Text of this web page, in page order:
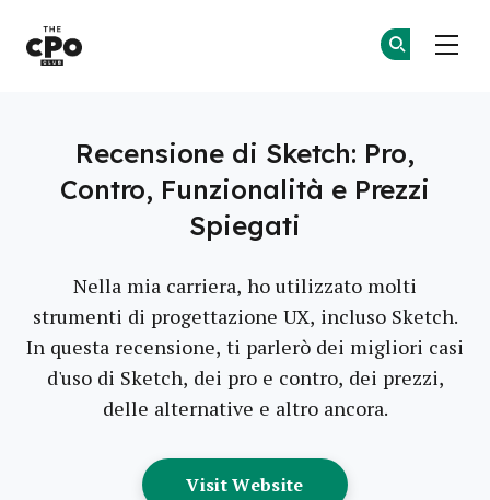
Recensione di Sketch: Pro,
Contro, Funzionalità e Prezzi
Spiegati
Nella mia carriera, ho utilizzato molti
strumenti di progettazione UX, incluso Sketch.
In questa recensione, ti parlerò dei migliori casi
d'uso di Sketch, dei pro e contro, dei prezzi,
delle alternative e altro ancora.
Visit WebsiteOpens New Window